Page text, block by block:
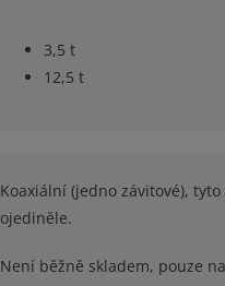
3,5 t
12,5 t
Koaxiální (jedno závitové),
ojediněle.
Není běžně skladem, pouze